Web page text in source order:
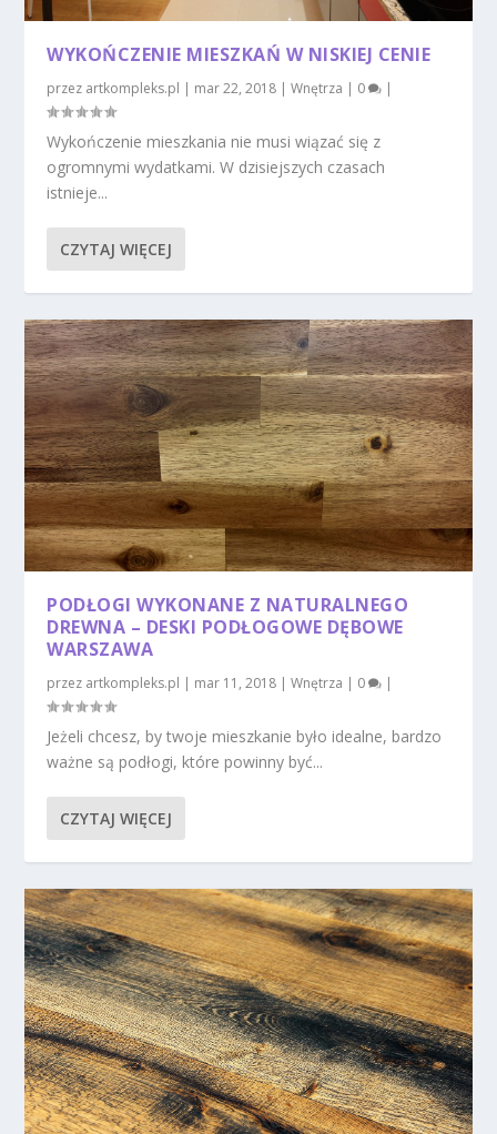
WYKOŃCZENIE MIESZKAŃ W NISKIEJ CENIE
przez artkompleks.pl | mar 22, 2018 |Wnętrza | 0 |
Wykończenie mieszkania nie musi wiązać się z
ogromnymi wydatkami. W dzisiejszych czasach
istnieje...
CZYTAJ WIĘCEJ
PODŁOGI WYKONANE Z NATURALNEGO
DREWNA – DESKI PODŁOGOWE DĘBOWE
WARSZAWA
przez artkompleks.pl | mar 11, 2018 |Wnętrza | 0 |
Jeżeli chcesz, by twoje mieszkanie było idealne, bardzo
ważne są podłogi, które powinny być...
CZYTAJ WIĘCEJ